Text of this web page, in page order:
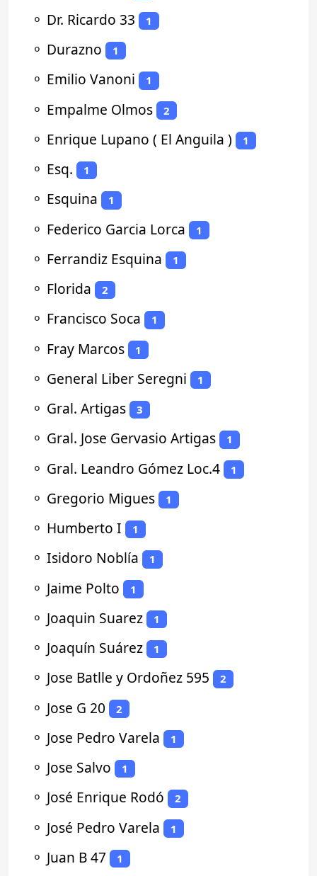
⚬ Dr. Ricardo 33 1
⚬ Durazno 1
⚬ Emilio Vanoni 1
⚬ Empalme Olmos 2
⚬ Enrique Lupano ( El Anguila ) 1
⚬ Esq. 1
⚬ Esquina 1
⚬ Federico Garcia Lorca 1
⚬ Ferrandiz Esquina 1
⚬ Florida 2
⚬ Francisco Soca 1
⚬ Fray Marcos 1
⚬ General Liber Seregni 1
⚬ Gral. Artigas 3
⚬ Gral. Jose Gervasio Artigas 1
⚬ Gral. Leandro Gómez Loc.4 1
⚬ Gregorio Migues 1
⚬ Humberto I 1
⚬ Isidoro Noblía 1
⚬ Jaime Polto 1
⚬ Joaquin Suarez 1
⚬ Joaquín Suárez 1
⚬ Jose Batlle y Ordoñez 595 2
⚬ Jose G 20 2
⚬ Jose Pedro Varela 1
⚬ Jose Salvo 1
⚬ José Enrique Rodó 2
⚬ José Pedro Varela 1
⚬ Juan B 47 1